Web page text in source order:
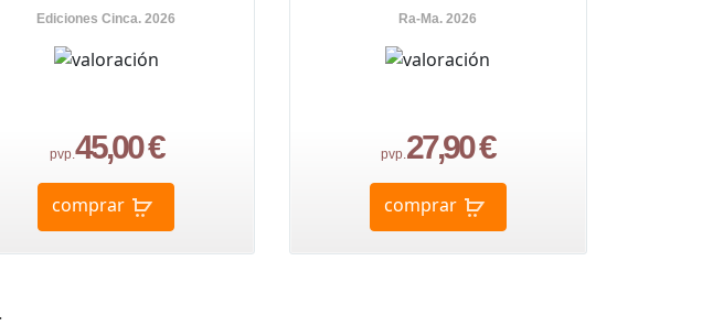
Ediciones Cinca. 2026
pvp.45,00 €
comprar
Ra-Ma. 2026
pvp.27,90 €
comprar